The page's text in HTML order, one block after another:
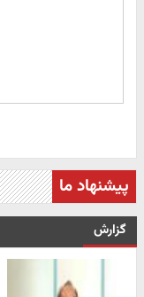
پیشنهاد ما
گزارش